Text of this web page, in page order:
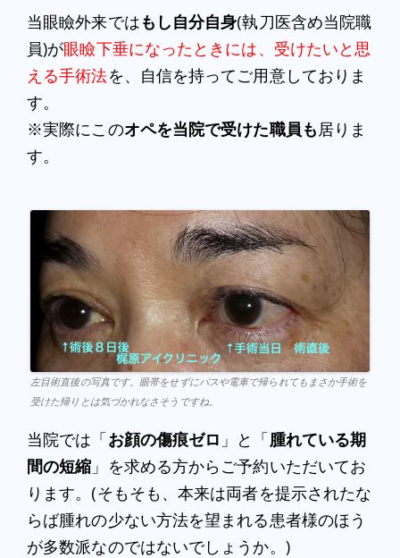
当眼瞼外来ではもし自分自身(執刀医含め当院職
員)が眼瞼下垂になったときには、受けたいと思
える手術法を、自信を持ってご用意しておりま
す。
※実際にこのオペを当院で受けた職員も居りま
す。
左目術直後の写真です。眼帯をせずにバスや電車で帰られてもまさか手術を
受けた帰りとは気づかれなさそうですね。
当院では「お顔の傷痕ゼロ 」と「腫れている期
間の短縮 」を求める方からご予約いただいてお
ります。(そもそも、本来は両者を提示されたな
らば腫れの少ない方法を望まれる患者様のほう
が多数派なのではないでしょうか。)